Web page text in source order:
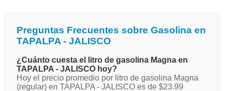
Preguntas Frecuentes sobre Gasolina en
TAPALPA - JALISCO
¿Cuánto cuesta el litro de gasolina Magna en
TAPALPA - JALISCO hoy?
Hoy el precio promedio por litro de gasolina Magna
(regular) en TAPALPA - JALISCO es de $23.99